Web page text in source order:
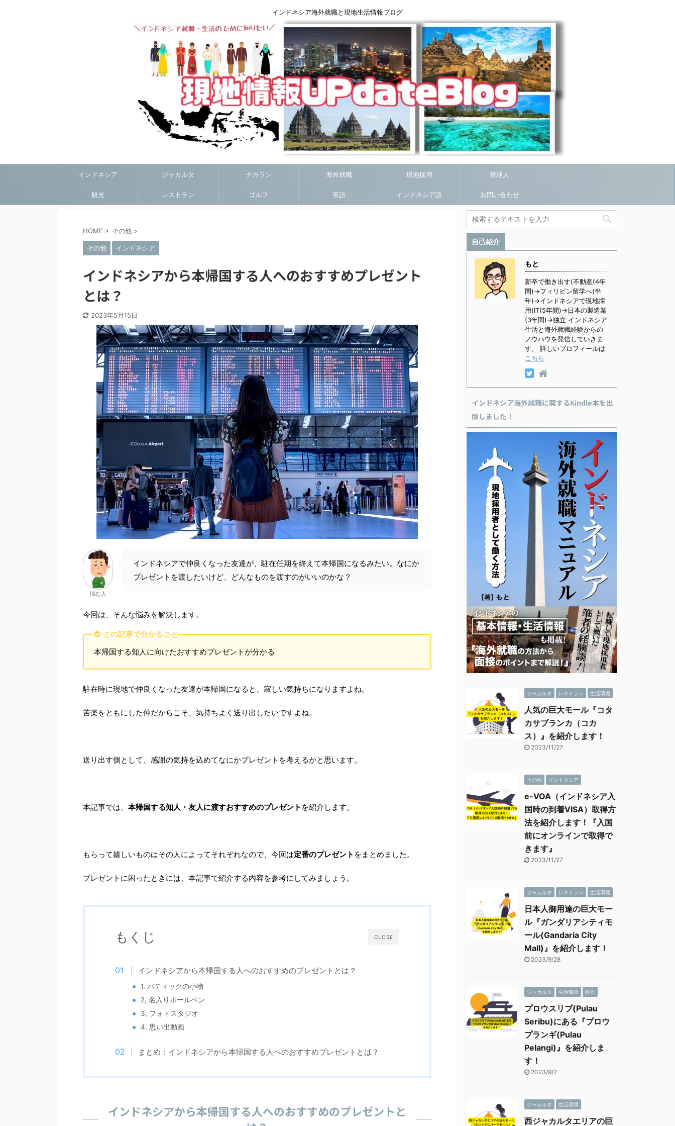
インドネシア海外就職と現地生活情報ブログ
インドネシア ジャカルタ チカラン 海外就職 現地採用 管理人
観光 レストラン ゴルフ 英語 インドネシア語 お問い合わせ
HOME > その他 >
その他 インドネシア
インドネシアから本帰国する人へのおすすめプレゼント
とは？
2023年5月15日
悩む人
インドネシアで仲良くなった友達が、駐在任期を終えて本帰国になるみたい。なにか
プレゼントを渡したいけど、どんなものを渡すのがいいのかな？
今回は、そんな悩みを解決します。
この記事で分かること
本帰国する知人に向けたおすすめプレゼントが分かる
駐在時に現地で仲良くなった友達が本帰国になると、寂しい気持ちになりますよね。
苦楽をともにした仲だからこそ、気持ちよく送り出したいですよね。
送り出す側として、感謝の気持を込めてなにかプレゼントを考えるかと思います。
本記事では、 本帰国する知人・友人に渡すおすすめのプレゼント を紹介します。
もらって嬉しいものはその人によってそれぞれなので、今回は定番のプレゼント をまとめました。
プレゼントに困ったときには、本記事で紹介する内容を参考にしてみましょう。
CLOSE
もくじ
インドネシアから本帰国する人へのおすすめのプレゼントとは？
1, バティックの小物
2, 名入りボールペン
3, フォトスタジオ
4, 思い出動画
まとめ：インドネシアから本帰国する人へのおすすめプレゼントとは？
インドネシアから本帰国する人へのおすすめのプレゼントと
自己紹介
もと
新卒で働き出す(不動産(4年
間)→フィリピン留学へ(半
年)→インドネシアで現地採
用(IT(5年間)→日本の製造業
(3年間)→独立 インドネシア
生活と海外就職経験からの
ノウハウを発信していきま
す。 詳しいプロフィールは
こちら
インドネシア海外就職に関するKindle本を出
版しました！
ジャカルタ レストラン 生活環境
人気の巨大モール『コタ
カサブランカ（コカ
ス）』を紹介します！
2023/11/27
その他 インドネシア
e-VOA（インドネシア入
国時の到着VISA）取得方
法を紹介します！『入国
前にオンラインで取得で
きます』
2023/11/27
ジャカルタ レストラン 生活環境
日本人御用達の巨大モー
ル『ガンダリアシティモ
ール(Gandaria City
Mall)』を紹介します！
2023/9/28
ジャカルタ 生活環境 観光
プロウスリブ(Pulau
Seribu)にある『プロウ
プランギ(Pulau
Pelangi)』を紹介しま
す！
2023/9/2
ジャカルタ 生活環境
西ジャカルタエリアの巨